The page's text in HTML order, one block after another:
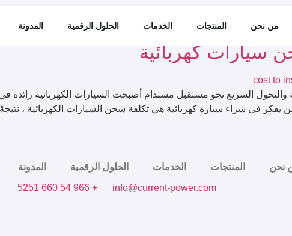
من نحن المنتجات الخدمات الحلول الرقمية المدونة محطة شحن سيارات
سيارات كهربائية
والتحول السريع نحو مستقبل مستدام أصبحت السيارات الكهربائية رائدة
يفكر في شراء سيارة كهربائية هي تكلفة شحن السيارات الكهربائية ،
نحن المنتجات الخدمات الحلول الرقمية المدونة
info@current-power.com
+ 966 54 660 5251